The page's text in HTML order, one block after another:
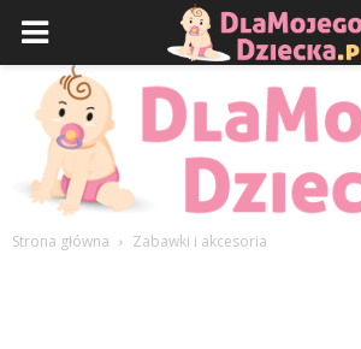
Strona główna Zabawki i akcesoria